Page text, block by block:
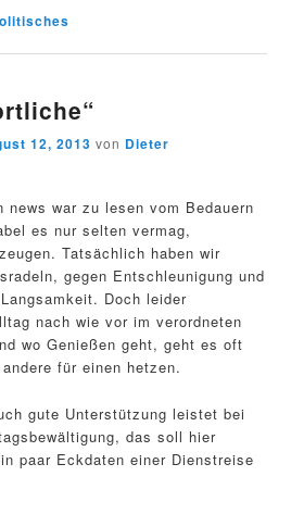
12, 2013 von Dieter
news war zu lesen vom Bedauern
es nur selten vermag,
Tatsächlich haben wir
gegen Entschleunigung und
Doch leider
nach wie vor im verordneten
wo Genießen geht, geht es oft
für einen hetzen.
gute Unterstützung leistet bei
das soll hier
paar Eckdaten einer Dienstreise